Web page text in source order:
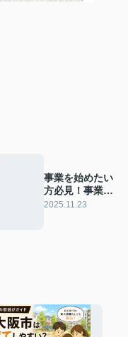
事業を始めたい
方必見！事業用
ローンについて
2025.11.23